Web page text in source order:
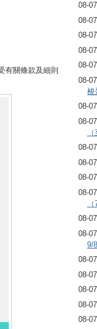
08-07
08-07
08-07
08-07
08-07
08-07
梭
08-07
08-07
08-07
08-07
08-07
08-07
08-07
08-07
9/8
08-07
08-07
08-07
08-07
08-07
有關條款及細則